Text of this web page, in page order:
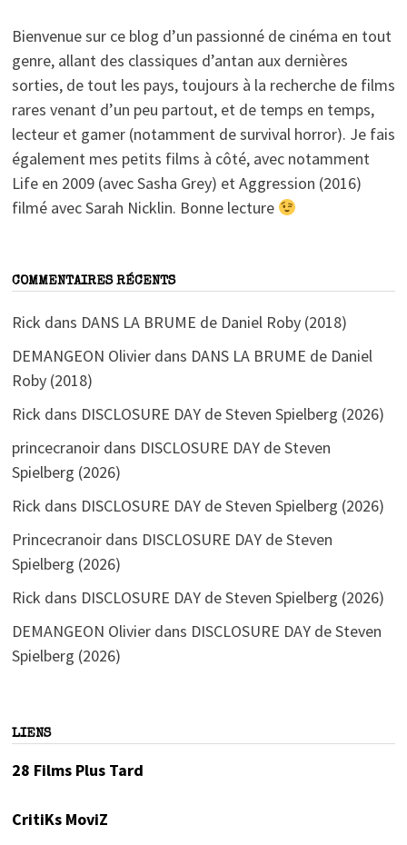
Bienvenue sur ce blog d’un passionné de cinéma en tout
genre, allant des classiques d’antan aux dernières
sorties, de tout les pays, toujours à la recherche de films
rares venant d’un peu partout, et de temps en temps,
lecteur et gamer (notamment de survival horror). Je fais
également mes petits films à côté, avec notamment
Life en 2009 (avec Sasha Grey) et Aggression (2016)
filmé avec Sarah Nicklin. Bonne lecture
COMMENTAIRES RÉCENTS
Rick dans DANS LA BRUME de Daniel Roby (2018)
DEMANGEON Olivierdans DANS LA BRUME de Daniel
Roby (2018)
Rick dans DISCLOSURE DAY de Steven Spielberg (2026)
princecranoirdans DISCLOSURE DAY de Steven
Spielberg (2026)
Rick dans DISCLOSURE DAY de Steven Spielberg (2026)
Princecranoirdans DISCLOSURE DAY de Steven
Spielberg (2026)
Rick dans DISCLOSURE DAY de Steven Spielberg (2026)
DEMANGEON Olivierdans DISCLOSURE DAY de Steven
Spielberg (2026)
LIENS
28 Films Plus Tard
CritiKs MoviZ